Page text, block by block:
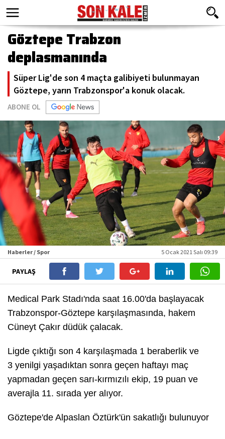
Göztepe Trabzon
deplasmanında
Süper Lig'de son 4 maçta galibiyeti bulunmayan
Göztepe, yarın Trabzonspor'a konuk olacak.
ABONE OL
Haberler / Spor 5 Ocak 2021 Salı 09:39
PAYLAŞ
Medical Park Stadı'nda saat 16.00'da başlayacak
Trabzonspor-Göztepe karşılaşmasında, hakem
Cüneyt Çakır düdük çalacak.
Ligde çıktığı son 4 karşılaşmada 1 beraberlik ve
3 yenilgi yaşadıktan sonra geçen haftayı maç
yapmadan geçen sarı-kırmızılı ekip, 19 puan ve
averajla 11. sırada yer alıyor.
Göztepe'de Alpaslan Öztürk'ün sakatlığı bulunuyor